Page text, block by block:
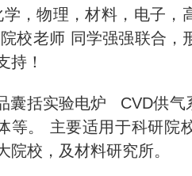
，物理，材料，电子，
校老师 同学强强联合，
持！
括实验电炉 CVD供
。 主要适用于科研院
校，及材料研究所。